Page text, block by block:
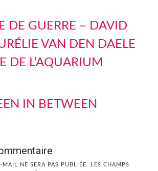
DE GUERRE – DAVID
VAN DEN DAELE
DE L’AQUARIUM
IN BETWEEN
MAIL NE SERA PAS PUBLIÉE.
LES CHAMPS